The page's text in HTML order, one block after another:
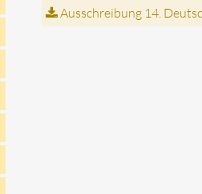
Ausschreibung 14.